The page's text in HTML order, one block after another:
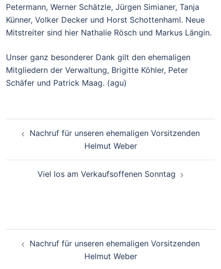
Petermann, Werner Schätzle, Jürgen Simianer, Tanja
Künner, Volker Decker und Horst Schottenhaml. Neue
Mitstreiter sind hier Nathalie Rösch und Markus Längin.
Unser ganz besonderer Dank gilt den ehemaligen
Mitgliedern der Verwaltung, Brigitte Köhler, Peter
Schäfer und Patrick Maag. (agu)
Nachruf für unseren ehemaligen Vorsitzenden
Helmut Weber
Viel los am Verkaufsoffenen Sonntag
Nachruf für unseren ehemaligen Vorsitzenden
Helmut Weber